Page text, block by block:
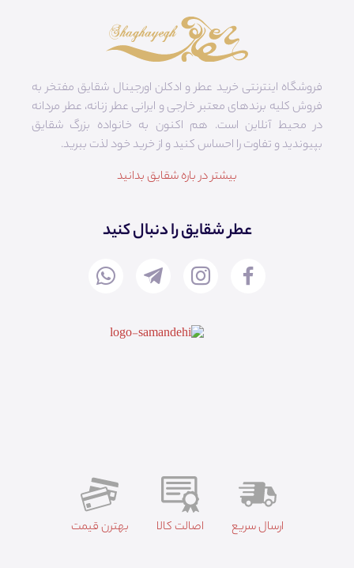
فروشگاه اینترنتی خرید عطر و ادکلن اورجینال شقایق مفتخر به
فروش کلیه برندهای معتبر خارجی و ایرانی عطر زنانه، عطر مردانه
در محیط آنلاین است. هم‌ اکنون به خانواده بزرگ شقایق
بپیوندید و تفاوت را احساس کنید و از خرید خود لذت ببرید.
بیشتر در باره شقایق بدانید
عطر شقایق را دنبال کنید
ارسال سریع اصالت کالا بهترن قیمت